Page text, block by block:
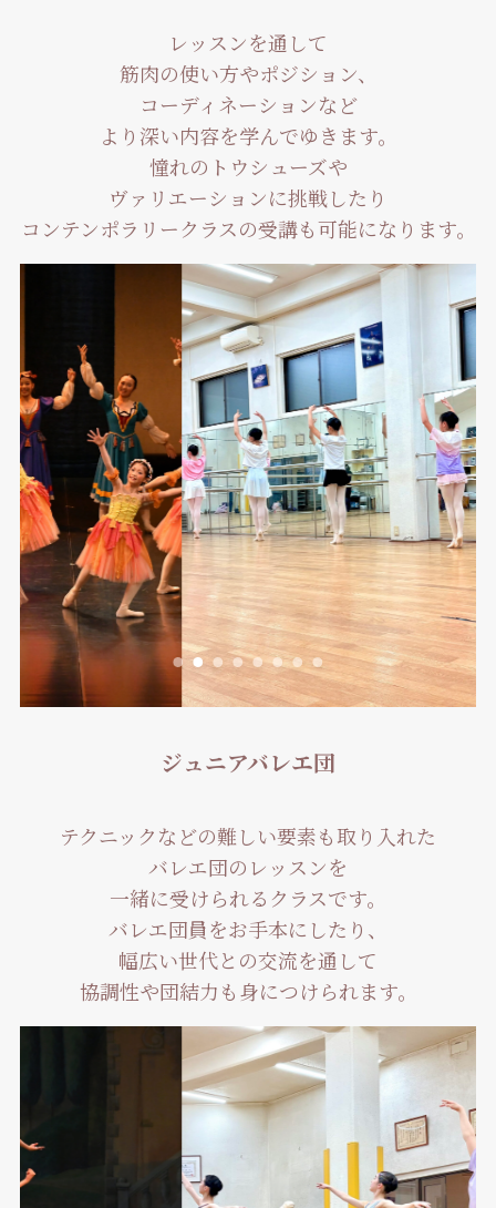
レッスンを通して
筋肉の使い方やポジション、
コーディネーションなど
より深い内容を学んでゆきます。
憧れのトウシューズや
ヴァリエーションに挑戦したり
コンテンポラリークラスの受講も可能になります。
ジュニアバレエ団
テクニックなどの難しい要素も取り入れた
バレエ団のレッスンを
一緒に受けられるクラスです。
バレエ団員をお手本にしたり、
幅広い世代との交流を通して
協調性や団結力も身につけられます。